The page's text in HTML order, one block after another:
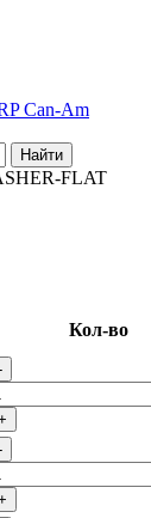
Can-Am
Найти
Кол-во